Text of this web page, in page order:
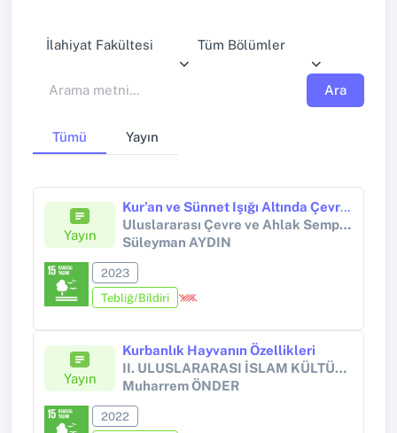
İlahiyat Fakültesi Tüm Bölümler
Ara
Tümü Yayın
Yayın
Kur’an ve Sünnet Işığı Altında Çevre Ahlak İlişkisi
Uluslararası Çevre ve Ahlak Sempozyumu (ISEM- International Symposium on the Environment and Morals)
Süleyman AYDIN
2023
Tebliğ/Bildiri
Yayın
Kurbanlık Hayvanın Özellikleri
II. ULUSLARARASI İSLAM KÜLTÜR VE MEDENİYETİ SEMPOZYUMU KURBAN
Muharrem ÖNDER
2022